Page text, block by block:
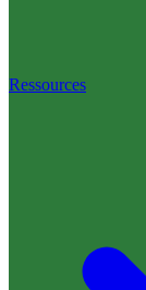
Ressources